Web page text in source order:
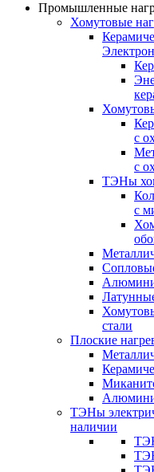
Промышленные
Хомутовые
с
с
ТЭНы
с
стали
Плоские
ТЭНы
наличии